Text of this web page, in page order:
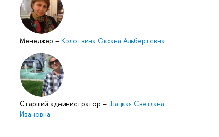
Менеджер – Колотвина Оксана Альбертовна
Cтарший администратор – Шацкая Светлана
Ивановна